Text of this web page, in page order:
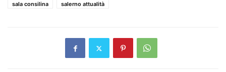
sala consilina
salerno attualità